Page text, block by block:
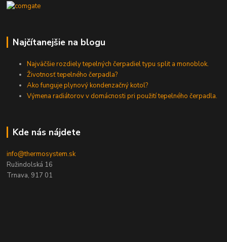
Najčítanejšie na blogu
Najväčšie rozdiely tepelných čerpadiel typu split a monoblok.
Životnosť tepelného čerpadla?
Ako funguje plynový kondenzačný kotol?
Výmena radiátorov v domácnosti pri použití tepelného čerpadla.
Kde nás nájdete
info@thermosystem.sk
Ružindolská 16
Trnava, 917 01